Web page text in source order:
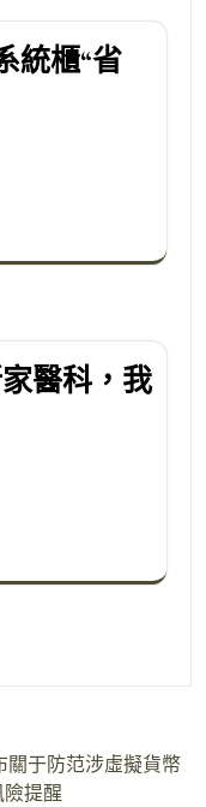
統櫃“省
醫科，我
關于防范涉虛擬貨幣
提醒